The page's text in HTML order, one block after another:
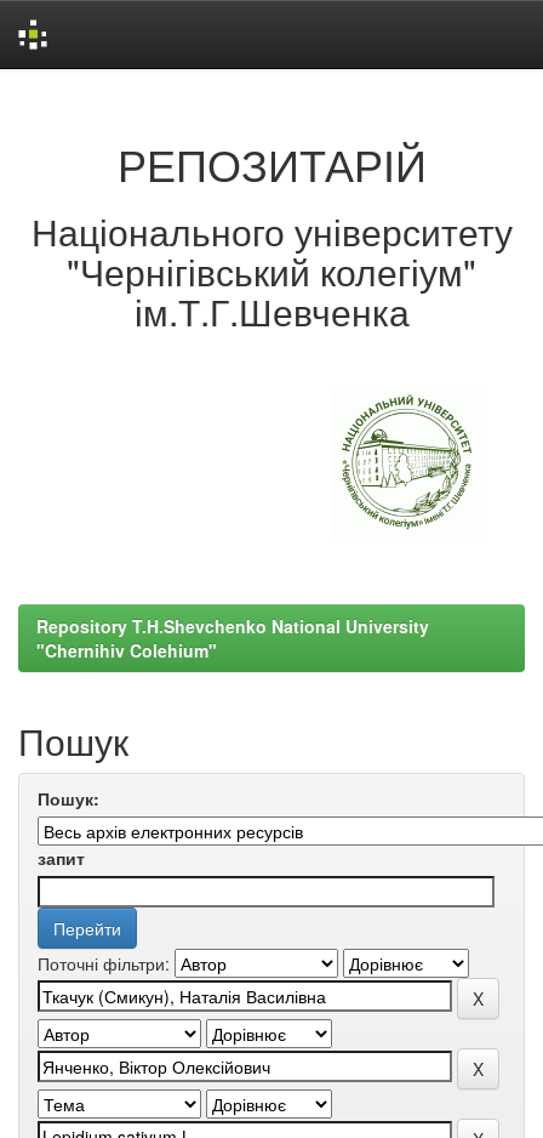
РЕПОЗИТАРІЙ
Національного університету
"Чернігівський колегіум"
ім.Т.Г.Шевченка
Repository T.H.Shevchenko National University
"Chernihiv Colehium"
Пошук
Пошук:
запит
Поточні фільтри: